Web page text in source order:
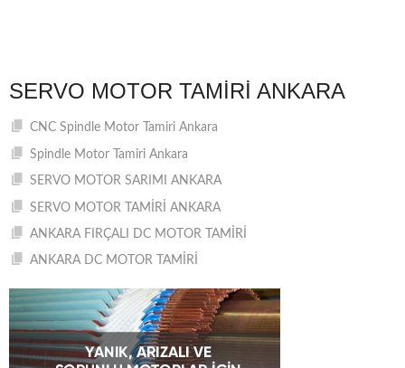
SERVO MOTOR TAMIRI ANKARA
CNC Spindle Motor Tamiri Ankara
Spindle Motor Tamiri Ankara
SERVO MOTOR SARIMI ANKARA
SERVO MOTOR TAMİRİ ANKARA
ANKARA FIRÇALI DC MOTOR TAMİRİ
ANKARA DC MOTOR TAMİRİ